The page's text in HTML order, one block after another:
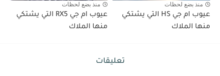
منذ بضع لحظات
عيوب ام جي HS التي يشتكي
منها الملاك
منذ بضع لحظات
عيوب ام جي RX5 التي يشتكي
منها الملاك
تعليقات